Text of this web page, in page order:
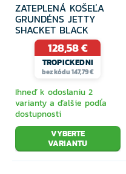
ZATEPLENÁ KOŠEĽA
GRUNDÉNS JETTY
SHACKET BLACK
128,58 €
TROPICKEDNI
bez kódu 147,79 €
Ihneď k odoslaniu 2
varianty a ďalšie podľa
dostupnosti
VYBERTE
VARIANTU